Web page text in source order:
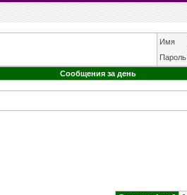
Имя
Пароль
Сообщения за день